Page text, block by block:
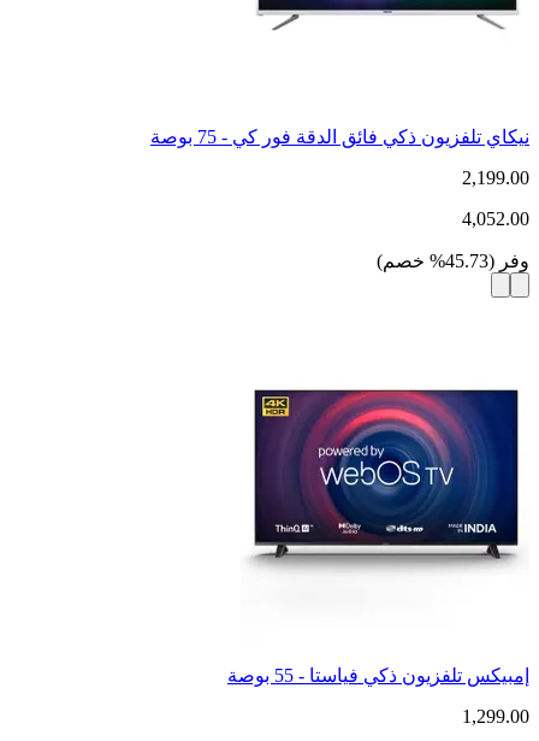
نيكاي تلفزيون ذكي فائق الدقة فور كي - 75 بوصة
2,199.00
4,052.00
وفر (
45.73
% خصم)
إمبيكس تلفزيون ذكي فياستا - 55 بوصة
1,299.00